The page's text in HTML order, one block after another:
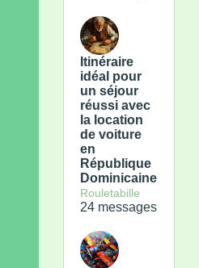
Itinéraire
idéal pour
un séjour
réussi avec
la location
de voiture
en
République
Dominicaine
Rouletabille
24 messages